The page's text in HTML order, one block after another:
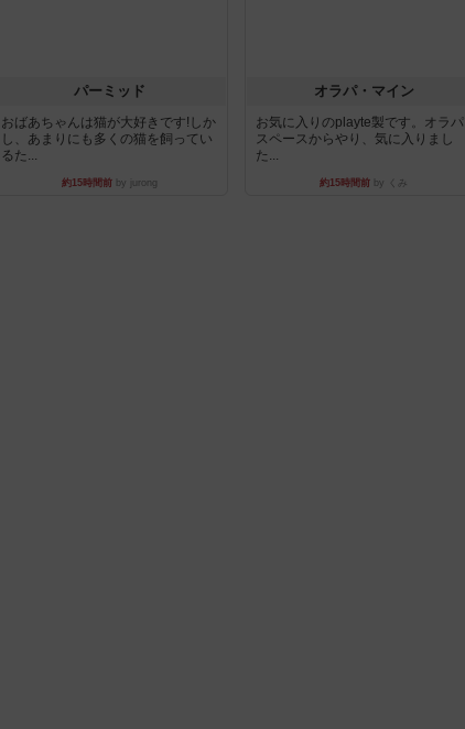
パーミッド
おばあちゃんは猫が大好きです!しか
し、あまりにも多くの猫を飼ってい
るた...
約15時間前by jurong
オラパ・マイン
お気に入りのplayte製です。オラパ
スペースからやり、気に入りまし
た...
約15時間前 by くみ